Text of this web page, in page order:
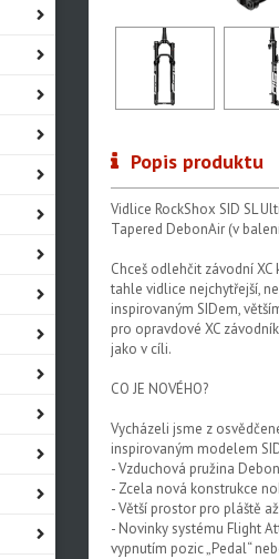
Popis produktu
Vidlice RockShox SID SL
Tapered DebonAir (v
Chceš odlehčit závodní
tahle vidlice nejchytřejší,
inspirovaným SIDem,
pro opravdové XC
jako v cíli.
CO JE NOVÉHO?
Vycházeli jsme z
inspirovaným modelem
- Vzduchová pružina
- Zcela nová konstrukce
- Větší prostor pro pláště
- Novinky systému Flight
vypnutím pozic „Pedal“